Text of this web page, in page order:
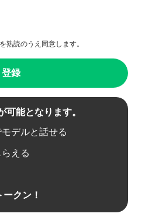
を熟読のうえ同意します。
登録
可能となります。
デルと話せる
える
ークン！